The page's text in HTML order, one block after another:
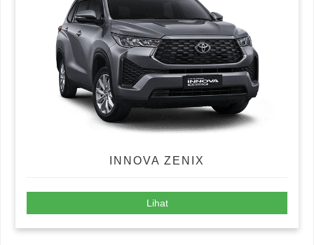
INNOVA ZENIX
Lihat